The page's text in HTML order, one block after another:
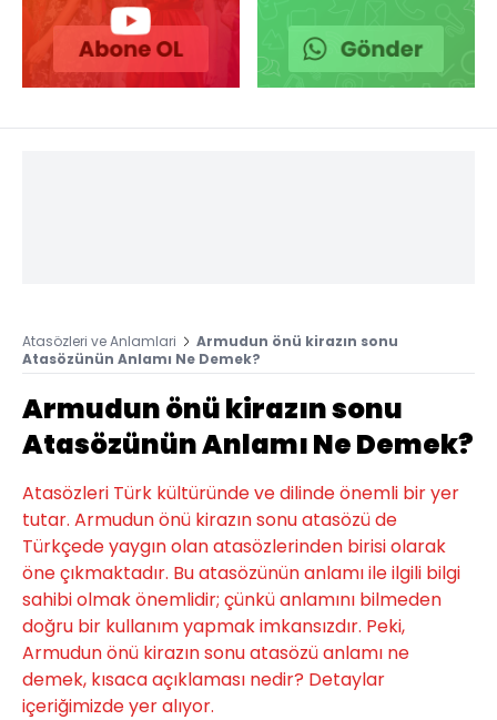
Atasözleri ve Anlamlari
Armudun önü kirazın sonu
Atasözünün Anlamı Ne Demek?
Armudun önü kirazın sonu
Atasözünün Anlamı Ne Demek?
Atasözleri Türk kültüründe ve dilinde önemli bir yer
tutar. Armudun önü kirazın sonu atasözü de
Türkçede yaygın olan atasözlerinden birisi olarak
öne çıkmaktadır. Bu atasözünün anlamı ile ilgili bilgi
sahibi olmak önemlidir; çünkü anlamını bilmeden
doğru bir kullanım yapmak imkansızdır. Peki,
Armudun önü kirazın sonu atasözü anlamı ne
demek, kısaca açıklaması nedir? Detaylar
içeriğimizde yer alıyor.